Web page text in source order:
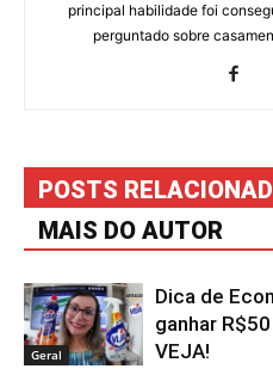
principal habilidade foi
perguntado sobre
POSTS
MAIS DO AUTOR
Geral
Dica de
ganhar
VEJA!